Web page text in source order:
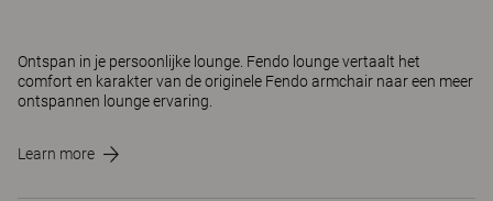
Ontspan in je persoonlijke lounge. Fendo lounge vertaalt het
comfort en karakter van de originele Fendo armchair naar een meer
ontspannen lounge ervaring.
Learn more